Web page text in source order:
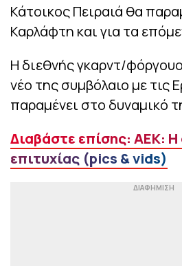
Κάτοικος Πειραιά θα
Καρλάφτη και για τα
Η διεθνής γκαρντ/
νέο της συμβόλαιο με τις
παραμένει στο δυναμικό
Διαβάστε επίσης: ΑΕΚ: Η
επιτυχίας (pics & vids)